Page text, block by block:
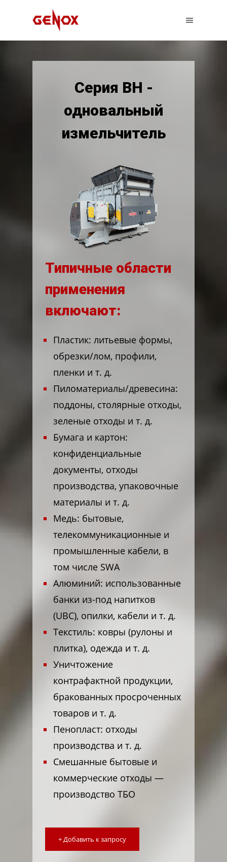
Серия BH -
одновальный
измельчитель
Типичные области
применения
включают:
Пластик: литьевые формы,
обрезки/лом, профили,
пленки и т. д.
Пиломатериалы/древесина:
поддоны, столярные отходы,
зеленые отходы и т. д.
Бумага и картон:
конфиденциальные
документы, отходы
производства, упаковочные
материалы и т. д.
Медь: бытовые,
телекоммуникационные и
промышленные кабели, в
том числе SWA
Алюминий: использованные
банки из-под напитков
(UBC), опилки, кабели и т. д.
Текстиль: ковры (рулоны и
плитка), одежда и т. д.
Уничтожение
контрафактной продукции,
бракованных просроченных
товаров и т. д.
Пенопласт: отходы
производства и т. д.
Смешанные бытовые и
коммерческие отходы —
производство ТБО
+ Добавить к запросу